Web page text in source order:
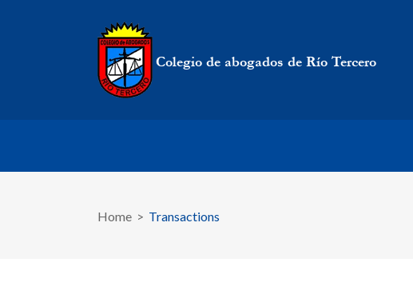
Home > Transactions